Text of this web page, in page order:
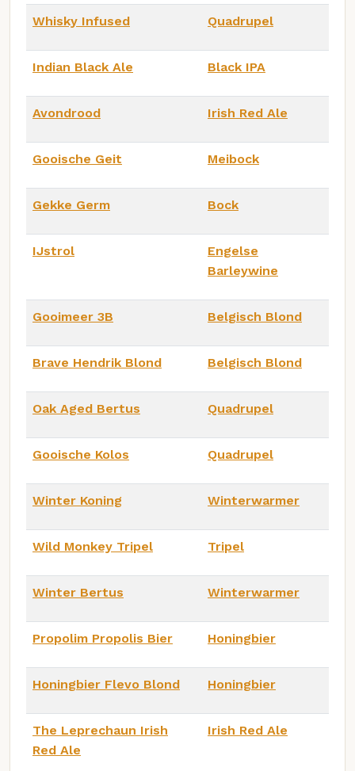
Whisky Infused Quadrupel
Indian Black Ale Black IPA
Avondrood Irish Red Ale
Gooische Geit Meibock
Gekke Germ Bock
IJstrol
Engelse
Barleywine
Gooimeer 3B Belgisch Blond
Brave Hendrik Blond Belgisch Blond
Oak Aged Bertus Quadrupel
Gooische Kolos Quadrupel
Winter Koning Winterwarmer
Wild Monkey Tripel Tripel
Winter Bertus Winterwarmer
Propolim Propolis Bier Honingbier
Honingbier Flevo Blond Honingbier
The Leprechaun Irish
Red Ale
Irish Red Ale